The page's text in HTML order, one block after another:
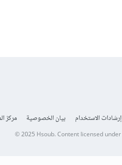
إرشادات الاستخدام بيان الخصوصية مركز
© 2025 Hsoub.Content licensed under